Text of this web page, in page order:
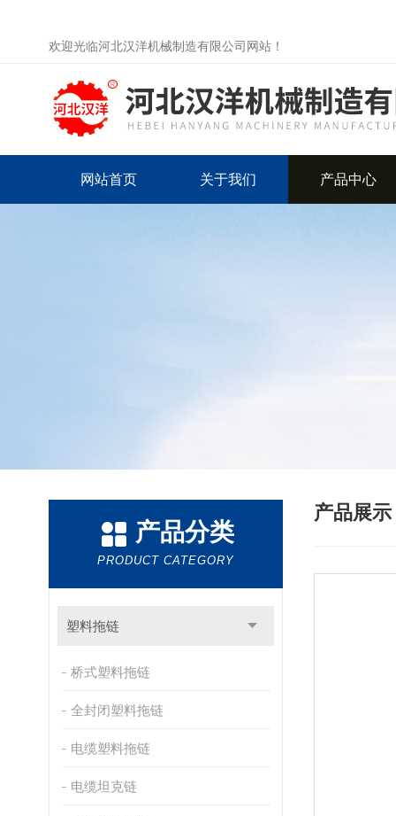
欢迎光临河北汉洋机械制造有限公司网站！
网站首页 关于我们 产品中心
产品分类
PRODUCT CATEGORY
塑料拖链
桥式塑料拖链
全封闭塑料拖链
电缆塑料拖链
电缆坦克链
产品展示